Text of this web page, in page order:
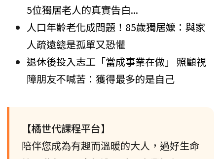
5位獨居老人的真實告白...
人口年齡老化成問題！85歲獨居嬤：與家
人疏遠總是孤單又恐懼
退休後投入志工「當成事業在做」 照顧視
障朋友不喊苦：獲得最多的是自己
【橘世代課程平台】
陪伴您成為有趣而溫暖的大人，過好生命